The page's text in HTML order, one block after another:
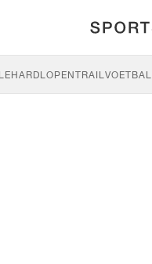
HARDLOPENTRAILVOETBAL